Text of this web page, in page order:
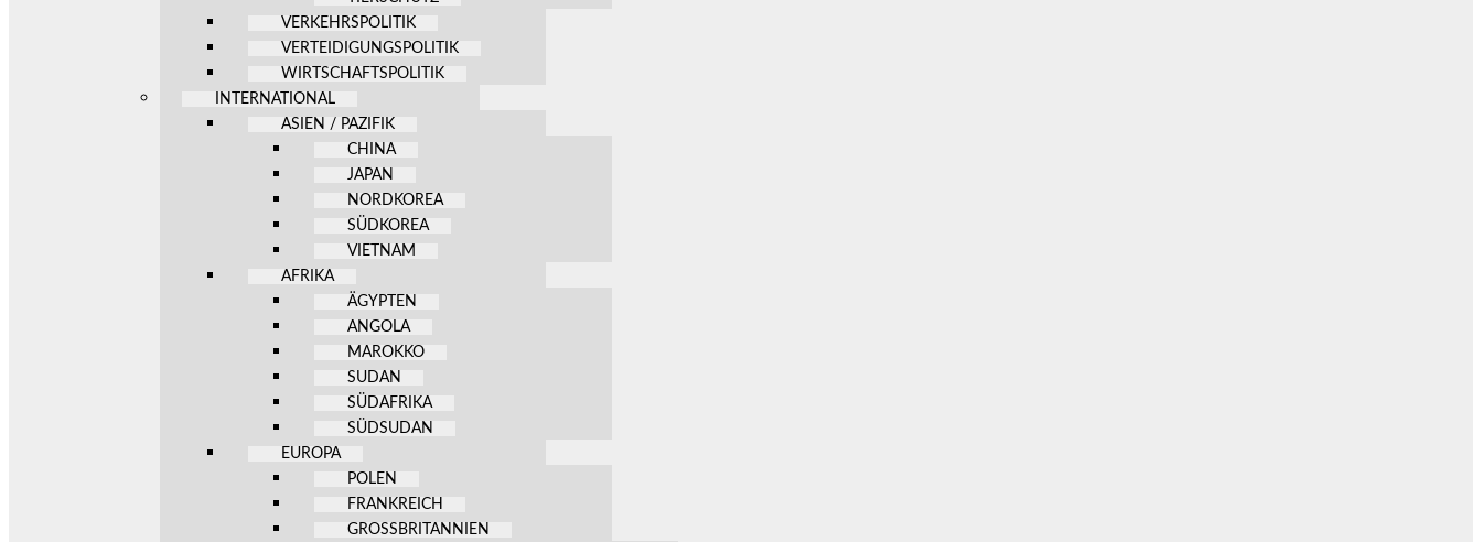
VERKEHRSPOLITIK
VERTEIDIGUNGSPOLITIK
WIRTSCHAFTSPOLITIK
INTERNATIONAL
ASIEN / PAZIFIK
CHINA
JAPAN
NORDKOREA
SÜDKOREA
VIETNAM
AFRIKA
ÄGYPTEN
ANGOLA
MAROKKO
SUDAN
SÜDAFRIKA
SÜDSUDAN
EUROPA
POLEN
FRANKREICH
GROSSBRITANNIEN